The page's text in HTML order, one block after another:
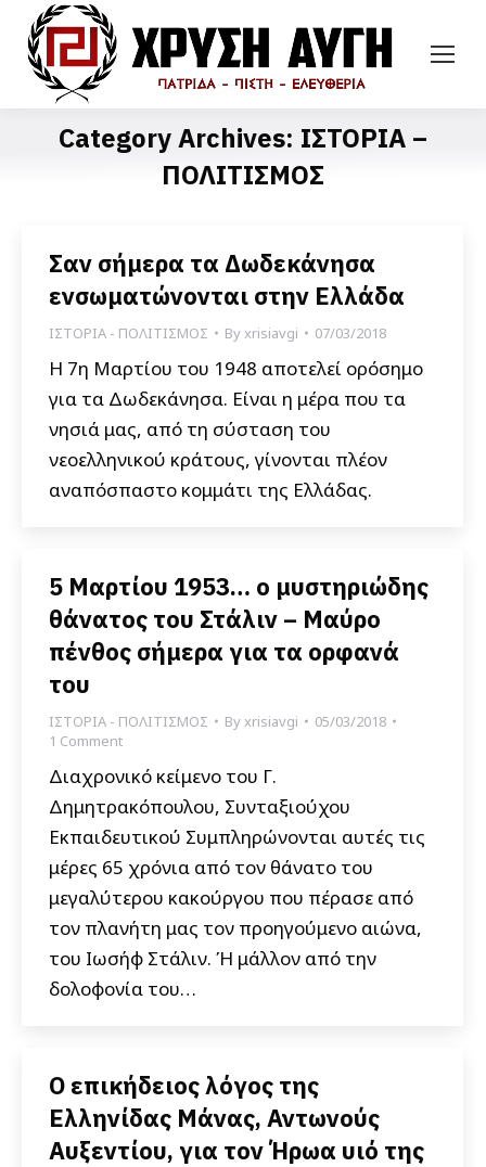
Category Archives: ΙΣΤΟΡΙΑ –
ΠΟΛΙΤΙΣΜΟΣ
Σαν σήμερα τα Δωδεκάνησα
ενσωματώνονται στην Ελλάδα
ΙΣΤΟΡΙΑ - ΠΟΛΙΤΙΣΜΟΣ Byxrisiavgi 07/03/2018
Η 7η Μαρτίου του 1948 αποτελεί ορόσημο
για τα Δωδεκάνησα. Είναι η μέρα που τα
νησιά μας, από τη σύσταση του
νεοελληνικού κράτους, γίνονται πλέον
αναπόσπαστο κομμάτι της Ελλάδας.
5 Μαρτίου 1953… ο μυστηριώδης
θάνατος του Στάλιν – Μαύρο
πένθος σήμερα για τα ορφανά
του
ΙΣΤΟΡΙΑ - ΠΟΛΙΤΙΣΜΟΣ Byxrisiavgi
05/03/2018
1 Comment
Διαχρονικό κείμενο του Γ.
Δημητρακόπουλου, Συνταξιούχου
Εκπαιδευτικού Συμπληρώνονται αυτές τις
μέρες 65 χρόνια από τον θάνατο του
μεγαλύτερου κακούργου που πέρασε από
τον πλανήτη μας τον προηγούμενο αιώνα,
του Ιωσήφ Στάλιν. Ή μάλλον από την
δολοφονία του…
Ο επικήδειος λόγος της
Ελληνίδας Μάνας, Αντωνούς
Αυξεντίου, για τον Ήρωα υιό της